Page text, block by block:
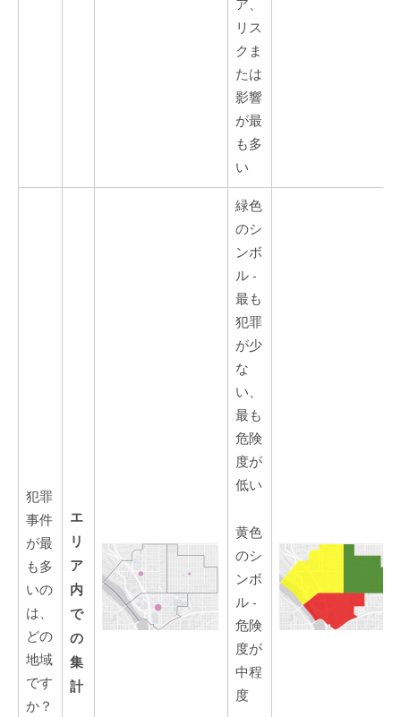
ア、
リス
クま
たは
影響
が最
も多
い
犯罪
事件
が最
も多
いの
は、
どの
地域
です
か？
エ
リ
ア
内
で
の
集
計
緑色
のシ
ンボ
ル -
最も
犯罪
が少
な
い、
最も
危険
度が
低い
黄色
のシ
ンボ
ル -
危険
度が
中程
度